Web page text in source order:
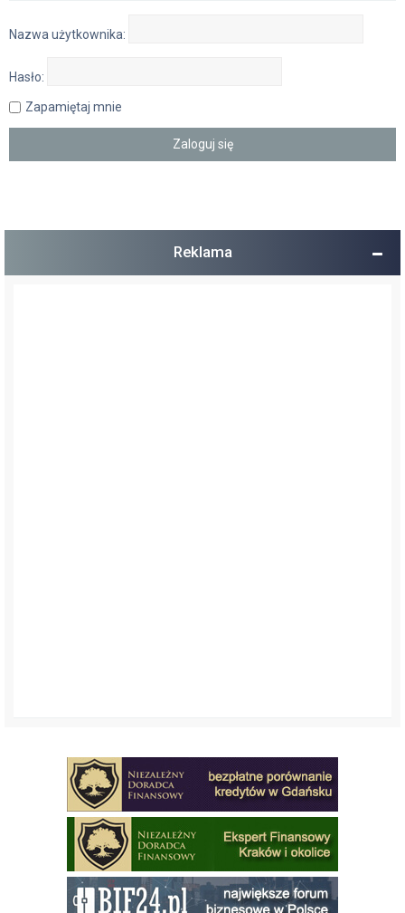
Nazwa użytkownika:
Hasło:
Zapamiętaj mnie
Reklama